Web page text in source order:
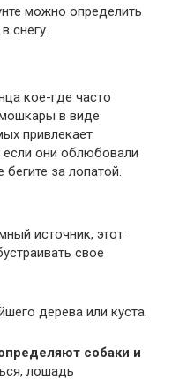
можно определить
снегу.
кое-где часто
в виде
привлекает
они облюбовали
за лопатой.
источник, этот
свое
дерева или куста.
собаки и
лошадь